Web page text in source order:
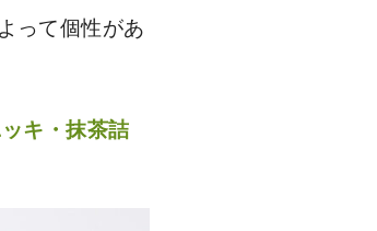
って個性があ
キ・抹茶詰